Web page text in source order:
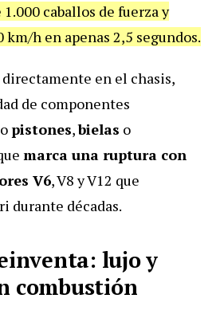
caballos de fuerza y
km/h en apenas 2,5 segundos.
directamente en el chasis,
de componentes
pistones,bielas o
marca una ruptura con
V6, V8 y V12 que
durante décadas.
lujo y
combustión